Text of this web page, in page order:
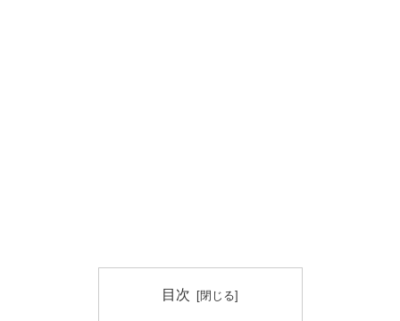
目次